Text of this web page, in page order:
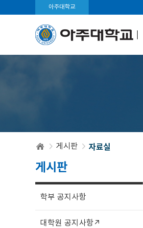
아주대학교
게시판 자료실
게시판
학부 공지사항
대학원 공지사항↗